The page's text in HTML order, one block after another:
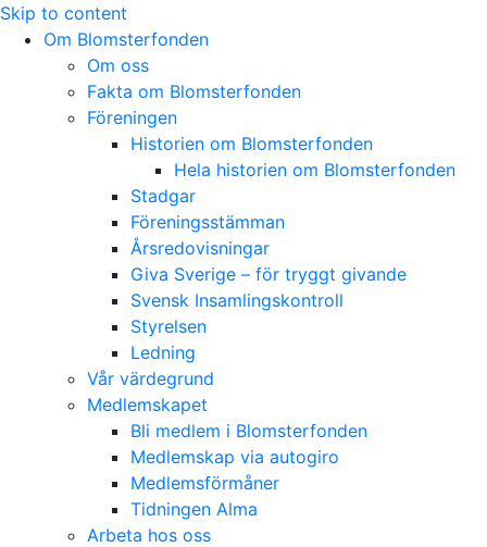
Skip to content
Om Blomsterfonden
Om oss
Fakta om Blomsterfonden
Föreningen
Historien om Blomsterfonden
Hela historien om Blomsterfonden
Stadgar
Föreningsstämman
Årsredovisningar
Giva Sverige – för tryggt givande
Svensk Insamlingskontroll
Styrelsen
Ledning
Vår värdegrund
Medlemskapet
Bli medlem i Blomsterfonden
Medlemskap via autogiro
Medlemsförmåner
Tidningen Alma
Arbeta hos oss